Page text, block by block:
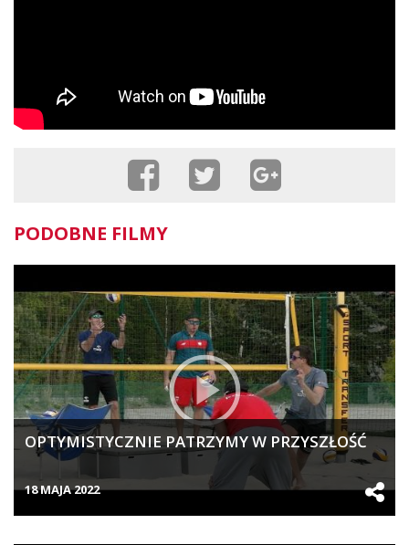
PODOBNE FILMY
OPTYMISTYCZNIE PATRZYMY W PRZYSZŁOŚĆ
18 MAJA 2022